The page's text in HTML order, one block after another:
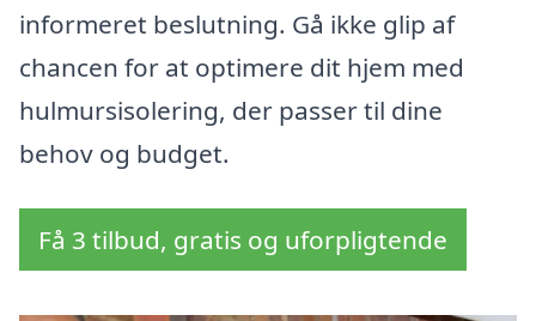
informeret beslutning. Gå ikke glip af
chancen for at optimere dit hjem med
hulmursisolering, der passer til dine
behov og budget.
Få 3 tilbud, gratis og uforpligtende